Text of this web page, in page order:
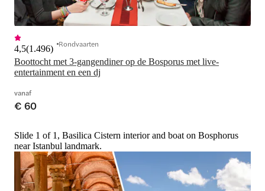
Boottocht met 3-gangendiner op de Bosporus met live-
entertainment en een dj
4,5(1.496) Rondvaarten
vanaf
€ 60
Slide 1 of 1, Basilica Cistern interior and boat on Bosphorus
near Istanbul landmark.